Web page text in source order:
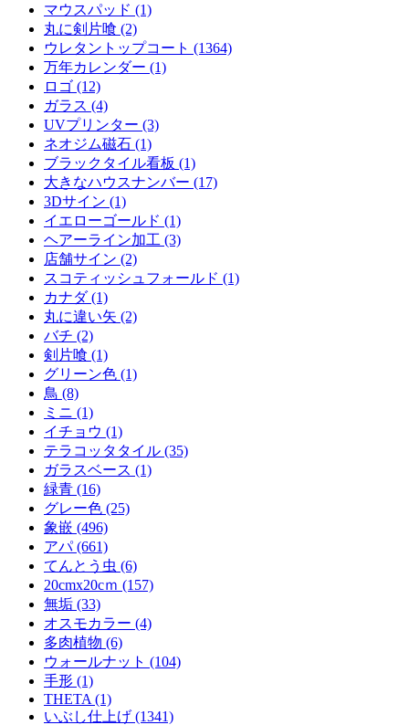
マウスパッド (1)
丸に剣片喰 (2)
ウレタントップコート (1364)
万年カレンダー (1)
ロゴ (12)
ガラス (4)
UVプリンター (3)
ネオジム磁石 (1)
ブラックタイル看板 (1)
大きなハウスナンバー (17)
3Dサイン (1)
イエローゴールド (1)
ヘアーライン加工 (3)
店舗サイン (2)
スコティッシュフォールド (1)
カナダ (1)
丸に違い矢 (2)
バチ (2)
剣片喰 (1)
グリーン色 (1)
鳥 (8)
ミニ (1)
イチョウ (1)
テラコッタタイル (35)
ガラスベース (1)
緑青 (16)
グレー色 (25)
象嵌 (496)
アパ (661)
てんとう虫 (6)
20cmx20cｍ (157)
無垢 (33)
オスモカラー (4)
多肉植物 (6)
ウォールナット (104)
手形 (1)
THETA (1)
いぶし仕上げ (1341)